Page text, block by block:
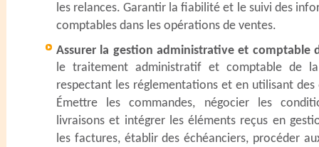
les relances. Garantir la fiabilité et le suivi des
comptables dans les opérations de ventes.
Assurer la gestion administrative et comptable
le traitement administratif et comptable de
respectant les réglementations et en utilisant
Émettre les commandes, négocier les
livraisons et intégrer les éléments reçus en
les factures, établir des échéanciers, procéder